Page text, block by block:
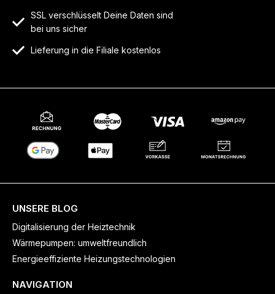
SSL verschlüsselt Deine Daten sind
bei uns sicher
Lieferung in die Filiale kostenlos
UNSERE BLOG
Digitalisierung der Heiztechnik
Wärmepumpen: umweltfreundlich
Energieeffiziente Heizungstechnologien
NAVIGATION